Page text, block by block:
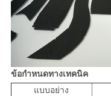
ข้อกำหนดทางเทคนิค
แบบอย่าง